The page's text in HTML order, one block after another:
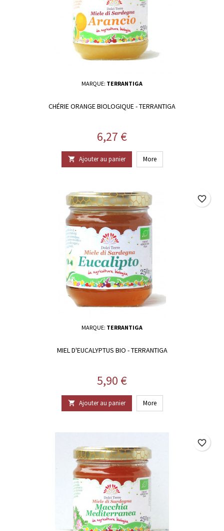
MARQUE: TERRANTIGA
CHÉRIE ORANGE BIOLOGIQUE - TERRANTIGA
Prix
6,27 €
 Ajouter au panier More
MARQUE: TERRANTIGA
MIEL D'EUCALYPTUS BIO - TERRANTIGA
Prix
5,90 €
 Ajouter au panier More
favorite_border
favorite_border